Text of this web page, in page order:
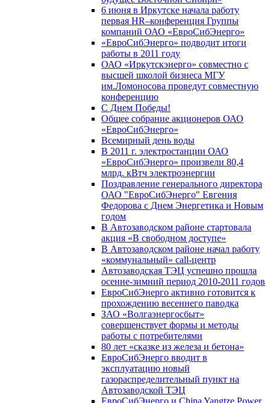
6 июня в Иркутске начала работу
первая HR–конференция Группы
компаний ОАО «ЕвроСибЭнерго»
«ЕвроСибЭнерго» подводит итоги
работы в 2011 году
ОАО «Иркутскэнерго» совместно с
высшей школой бизнеса МГУ
им.Ломоносова проведут совместную
конференцию
С Днем Победы!
Общее собрание акционеров ОАО
«ЕвроСибЭнерго»
Всемирный день воды
В 2011 г. электростанции ОАО
«ЕвроСибЭнерго» произвели 80,4
млрд. кВтч электроэнергии
Поздравление генерального директора
ОАО "ЕвроСибЭнерго" Евгения
Федорова с Днем Энергетика и Новым
годом
В Автозаводском районе стартовала
акция «В свободном доступе»
В Автозаводском районе начал работу
«коммунальный» call-центр
Автозаводская ТЭЦ успешно прошла
осенне-зимний период 2010-2011 годов
ЕвроСибЭнерго активно готовится к
прохождению весеннего паводка
ЗАО «Волгаэнергосбыт»
совершенствует формы и методы
работы с потребителями
80 лет «сказке из железа и бетона»
ЕвроСибЭнерго вводит в
эксплуатацию новый
газораспределительный пункт на
Автозаводской ТЭЦ